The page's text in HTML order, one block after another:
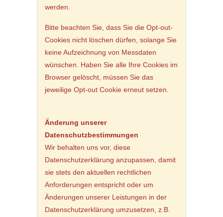
werden.
Bitte beachten Sie, dass Sie die Opt-out-
Cookies nicht löschen dürfen, solange Sie
keine Aufzeichnung von Messdaten
wünschen. Haben Sie alle Ihre Cookies im
Browser gelöscht, müssen Sie das
jeweilige Opt-out Cookie erneut setzen.
Änderung unserer
Datenschutzbestimmungen
Wir behalten uns vor, diese
Datenschutzerklärung anzupassen, damit
sie stets den aktuellen rechtlichen
Anforderungen entspricht oder um
Änderungen unserer Leistungen in der
Datenschutzerklärung umzusetzen, z.B.